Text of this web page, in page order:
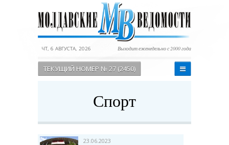
ЧТ, 6 АВГУСТА, 2026 Выходит еженедельно с 2000 года
ТЕКУЩИЙ НОМЕР № 27 (2450)
Спорт
23.06.2023